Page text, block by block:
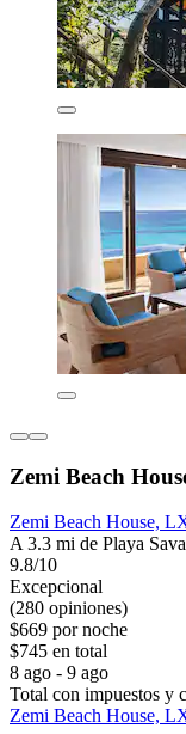
Zemi Beach
Zemi Beach House,
A 3.3 mi de Playa
9.8/10
Excepcional
(280 opiniones)
$669 por noche
$745 en total
8 ago - 9 ago
Total con impuestos y
Zemi Beach House,